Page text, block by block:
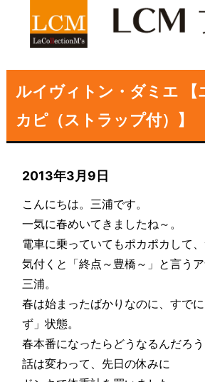
ルイヴィトン・ダミエ 【
カピ（ストラップ付）】
2013年3月9日
こんにちは。三浦です。
一気に春めいてきましたね～。
電車に乗っていてもポカポカして、
気付くと「終点～豊橋～」と言う
三浦。
春は始まったばかりなのに、すで
ず」状態。
春本番になったらどうなるんだろ
話は変わって、先日の休みに